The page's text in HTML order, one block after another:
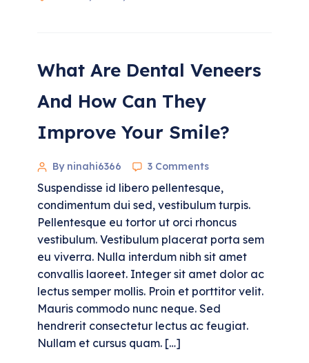
What Are Dental Veneers
And How Can They
Improve Your Smile?
By ninahi6366 3 Comments
Suspendisse id libero pellentesque,
condimentum dui sed, vestibulum turpis.
Pellentesque eu tortor ut orci rhoncus
vestibulum. Vestibulum placerat porta sem
eu viverra. Nulla interdum nibh sit amet
convallis laoreet. Integer sit amet dolor ac
lectus semper mollis. Proin et porttitor velit.
Mauris commodo nunc neque. Sed
hendrerit consectetur lectus ac feugiat.
Nullam et cursus quam. […]